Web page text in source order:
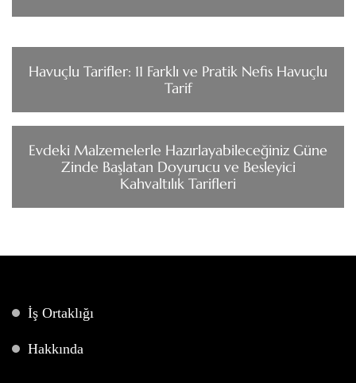
Havuçlu Tarifler: 11 Farklı ve Pratik Nefis Havuçlu
Tarif
Evdeki Malzemelerle Hazırlayabileceğiniz Güne
Zinde Başlatan Doyurucu ve Besleyici
Kahvaltılık Tarifleri
İş Ortaklığı
Hakkında